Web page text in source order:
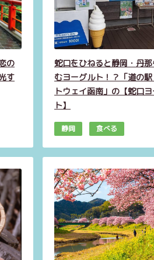
の
す
蛇口をひねると静岡・丹
むヨーグルト！？「道の
トウェイ函南」の【蛇口
ト】
静岡 食べる